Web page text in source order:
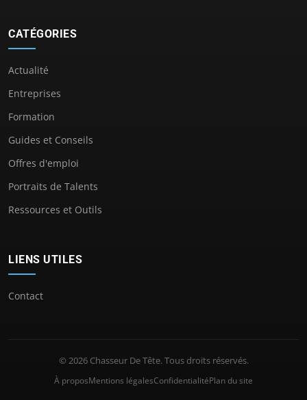
CATÉGORIES
Actualité
Entreprises
Formation
Guides et Conseils
Offres d'emploi
Portraits de Talents
Ressources et Outils
LIENS UTILES
Contact
© 2026 Chasseur De Tête. Tous droits réservés.
À proposMentions légalesConfidentialitéPlan du site